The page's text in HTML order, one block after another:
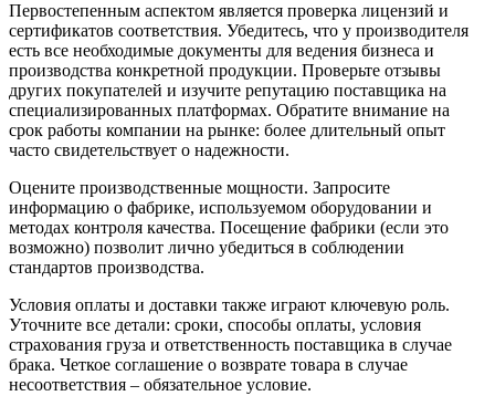
Первостепенным аспектом является проверка лицензий и
сертификатов соответствия. Убедитесь, что у производителя
есть все необходимые документы для ведения бизнеса и
производства конкретной продукции. Проверьте отзывы
других покупателей и изучите репутацию поставщика на
специализированных платформах. Обратите внимание на
срок работы компании на рынке: более длительный опыт
часто свидетельствует о надежности.
Оцените производственные мощности. Запросите
информацию о фабрике, используемом оборудовании и
методах контроля качества. Посещение фабрики (если это
возможно) позволит лично убедиться в соблюдении
стандартов производства.
Условия оплаты и доставки также играют ключевую роль.
Уточните все детали: сроки, способы оплаты, условия
страхования груза и ответственность поставщика в случае
брака. Четкое соглашение о возврате товара в случае
несоответствия – обязательное условие.